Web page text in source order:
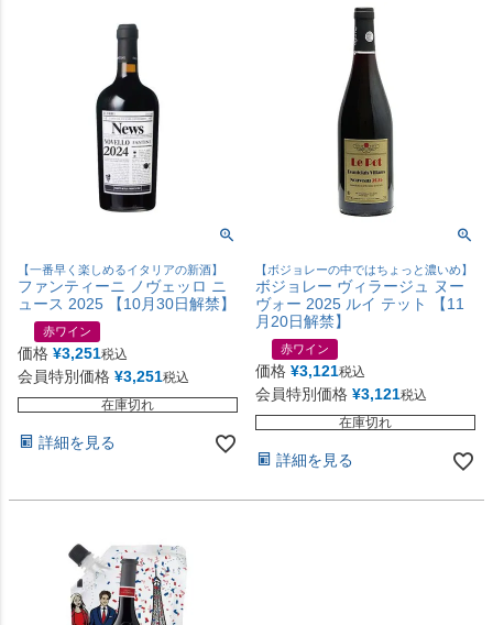
【一番早く楽しめるイタリアの新酒】
ファンティーニ ノヴェッロ ニ
ュース 2025 【10月30日解禁】
赤ワイン
価格 ¥3,251税込
会員特別価格 ¥3,251税込
在庫切れ
詳細を見る
【ボジョレーの中ではちょっと濃いめ】
ボジョレー ヴィラージュ ヌー
ヴォー 2025 ルイ テット 【11
月20日解禁】
赤ワイン
価格 ¥3,121税込
会員特別価格 ¥3,121税込
在庫切れ
詳細を見る